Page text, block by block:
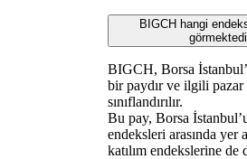
BIGCH hangi
BIGCH, Borsa
bir paydır ve ilgili pazar
sınıflandırılır.
Bu pay, Borsa
endeksleri arasında yer
katılım endekslerine de